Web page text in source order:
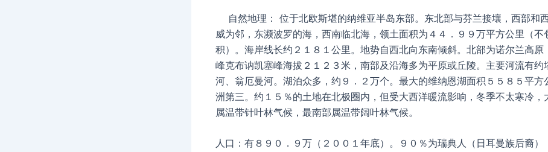
自然地理： 位于北欧斯堪的纳维亚半岛东部。东北部与芬兰接壤，西部和
威为邻，东濒波罗的海，西南临北海，领土面积为４４．９９万平方公里（不
积）。海岸线长约２１８１公里。地势自西北向东南倾斜。北部为诺尔兰高原
峰克布讷凯塞峰海拔２１２３米，南部及沿海多为平原或丘陵。主要河流有约
河、翁厄曼河。湖泊众多，约９．２万个。最大的维纳恩湖面积５５８５平方
洲第三。约１５％的土地在北极圈内，但受大西洋暖流影响，冬季不太寒冷，
属温带针叶林气候，最南部属温带阔叶林气候。
人口：有８９０．９万（２００１年底）。９０％为瑞典人（日耳曼族后裔）